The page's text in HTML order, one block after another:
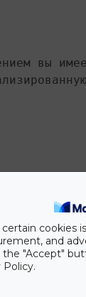
вы
а
в
а
cookies
and
the "Accept"